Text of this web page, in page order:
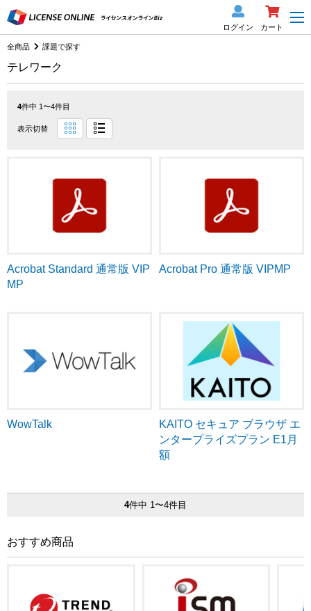
ログイン カート
全商品 課題で探す
テレワーク
4件中 1〜4件目
表示切替
Acrobat Standard 通常版 VIP
MP
Acrobat Pro 通常版 VIPMP
WowTalk
KAITO セキュア ブラウザ エ
ンタープライズプラン E1月
額
4件中 1〜4件目
おすすめ商品